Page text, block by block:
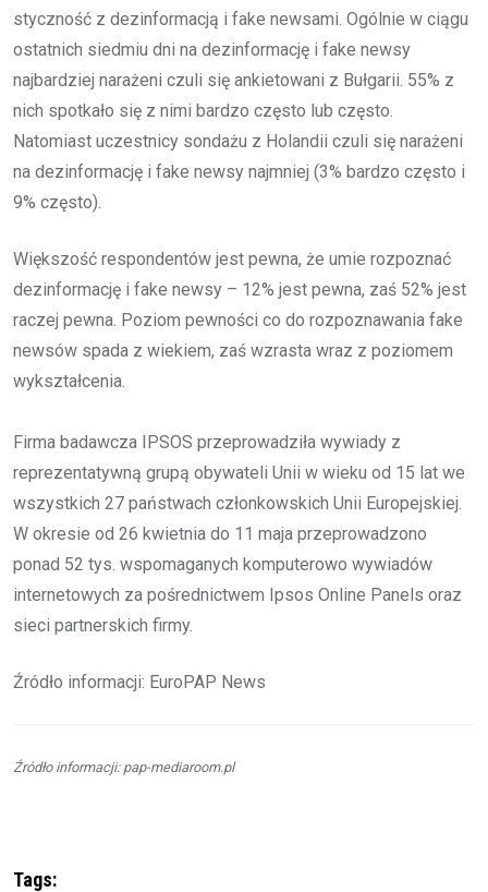
styczność z dezinformacją i fake newsami. Ogólnie w ciągu
ostatnich siedmiu dni na dezinformację i fake newsy
najbardziej narażeni czuli się ankietowani z Bułgarii. 55% z
nich spotkało się z nimi bardzo często lub często.
Natomiast uczestnicy sondażu z Holandii czuli się narażeni
na dezinformację i fake newsy najmniej (3% bardzo często i
9% często).
Większość respondentów jest pewna, że umie rozpoznać
dezinformację i fake newsy – 12% jest pewna, zaś 52% jest
raczej pewna. Poziom pewności co do rozpoznawania fake
newsów spada z wiekiem, zaś wzrasta wraz z poziomem
wykształcenia.
Firma badawcza IPSOS przeprowadziła wywiady z
reprezentatywną grupą obywateli Unii w wieku od 15 lat we
wszystkich 27 państwach członkowskich Unii Europejskiej.
W okresie od 26 kwietnia do 11 maja przeprowadzono
ponad 52 tys. wspomaganych komputerowo wywiadów
internetowych za pośrednictwem Ipsos Online Panels oraz
sieci partnerskich firmy.
Źródło informacji: EuroPAP News
Źródło informacji: pap-mediaroom.pl
Tags: